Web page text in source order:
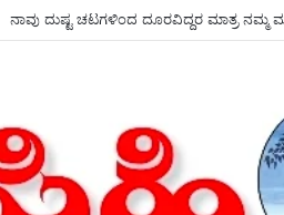
ನಾವು ದುಷ್ಟ ಚಟಗಳಿಂದ ದೂರವಿದ್ದರ ಮಾತ್ರ ನಮ್ಮ